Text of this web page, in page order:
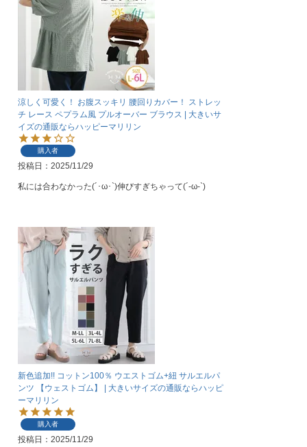
涼しく可愛く！ お腹スッキリ 腰回りカバー！ ストレッ
チ レース ペプラム風 プルオーバー ブラウス | 大きいサ
イズの通販ならハッピーマリリン
購入者
投稿日 2025/11/29
私には合わなかった(´･ω･`)伸びすぎちゃって(´-ω-`)
新色追加!! コットン100％ ウエストゴム+紐 サルエルパ
ンツ 【ウェストゴム】 | 大きいサイズの通販ならハッピ
ーマリリン
購入者
投稿日 2025/11/29